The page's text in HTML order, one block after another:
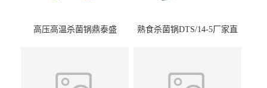
高压高温杀菌锅鼎泰盛
熟食杀菌锅DTS/14-5厂家直